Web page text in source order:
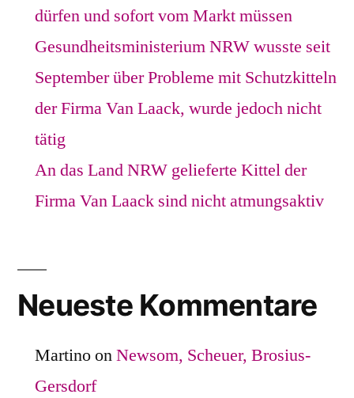
dürfen und sofort vom Markt müssen
Gesundheitsministerium NRW wusste seit
September über Probleme mit Schutzkitteln
der Firma Van Laack, wurde jedoch nicht
tätig
An das Land NRW gelieferte Kittel der
Firma Van Laack sind nicht atmungsaktiv
Neueste Kommentare
MartinoonNewsom, Scheuer, Brosius-
Gersdorf